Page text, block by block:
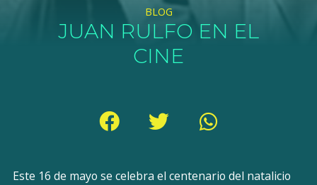
BLOG
JUAN RULFO EN EL
CINE
Este 16 de mayo se celebra el centenario del natalicio